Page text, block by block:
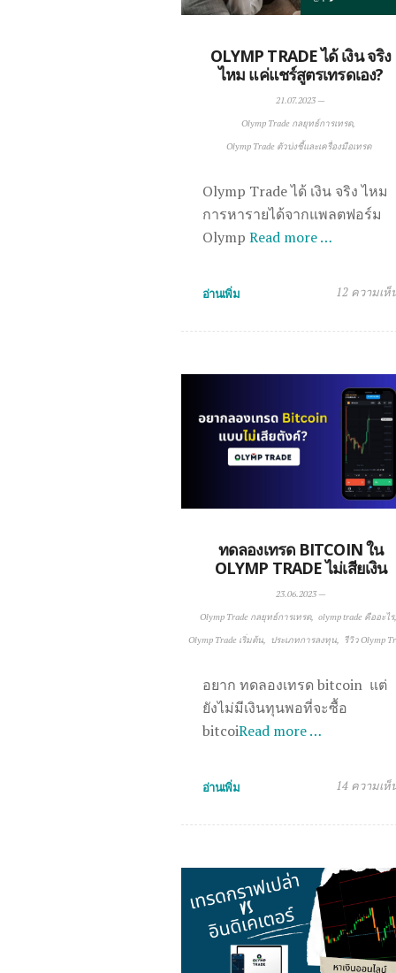
OLYMP TRADE ได้ เงิน จริง
ไหม แค่แชร์สูตรเทรดเอง?
21.07.2023—
Olymp Trade กลยุทธ์การเทรด
Olymp Trade ตัวบ่งชี้และเครื่องมือเทรด
Olymp Trade ได้ เงิน จริง ไหม
การหารายได้จากแพลตฟอร์ม
Olymp Read more …
อ่านเพิ่ม 12 ความเห็
ทดลองเทรด BITCOIN ใน
OLYMP TRADE ไม่เสียเงิน
23.06.2023—
Olymp Trade กลยุทธ์การเทรด
olymp trade คืออะไร
Olymp Trade เริ่มต้น
ประเภทการลงทุน รีวิว Olymp
อยาก ทดลองเทรด bitcoin แต่
ยังไม่มีเงินทุนพอที่จะซื้อ
bitcoiRead more …
อ่านเพิ่ม 14 ความเห็